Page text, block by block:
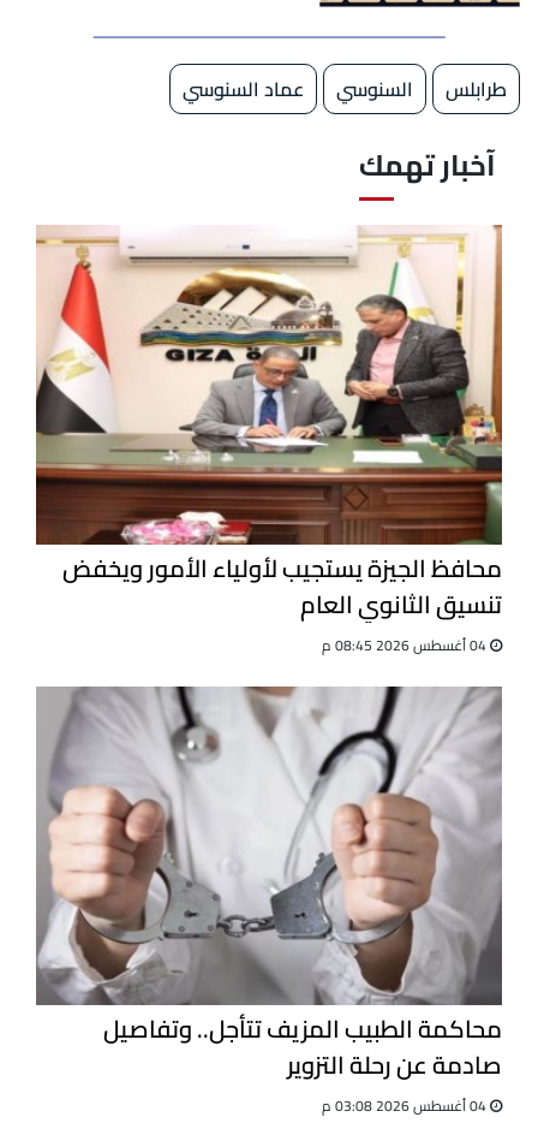
طرابلس السنوسي عماد السنوسي
آخبار تهمك
محافظ الجيزة يستجيب لأولياء الأمور ويخفض
تنسيق الثانوي العام
محاكمة الطبيب المزيف تتأجل.. وتفاصيل
صادمة عن رحلة التزوير